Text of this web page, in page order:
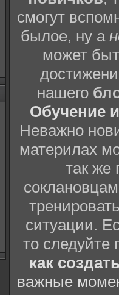
смогут
былое, ну а
может
нашего
Обучение
Неважно
материлах
так же
ситуации.
то
как
важные